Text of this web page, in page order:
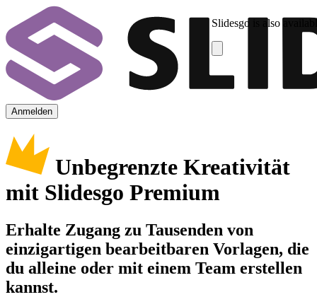
Slidesgo is also
Anmelden
Unbegrenzte Kreativität
mit Slidesgo Premium
Erhalte Zugang zu Tausenden von
einzigartigen bearbeitbaren Vorlagen, die
du alleine oder mit einem Team erstellen
kannst.